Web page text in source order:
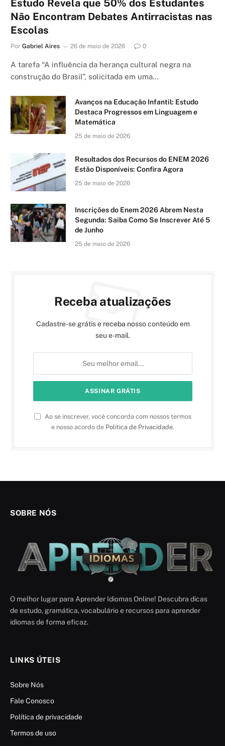
Estudo Revela que 50% dos Estudantes
Não Encontram Debates Antirracistas nas
Escolas
Por Gabriel Aires 26 de maio de 2026 0
A tarefa “A influência da herança cultural negra na
construção do Brasil”, solicitada em uma…
Avanços na Educação Infantil: Estudo
Destaca Progressos em Linguagem e
Matemática
25 de maio de 2026
Resultados dos Recursos do ENEM 2026
Estão Disponíveis: Confira Agora
25 de maio de 2026
Inscrições do Enem 2026 Abrem Nesta
Segunda: Saiba Como Se Inscrever Até 5
de Junho
25 de maio de 2026
Receba atualizações
Cadastre-se grátis e receba nosso conteúdo em
seu e-mail.
Ao se inscrever, você concorda com nossos termos
e nosso acordo de Política de Privacidade.
SOBRE NÓS
O melhor lugar para Aprender Idiomas Online! Descubra dicas
de estudo, gramática, vocabulário e recursos para aprender
idiomas de forma eficaz.
LINKS ÚTEIS
Sobre Nós
Fale Conosco
Política de privacidade
Termos de uso